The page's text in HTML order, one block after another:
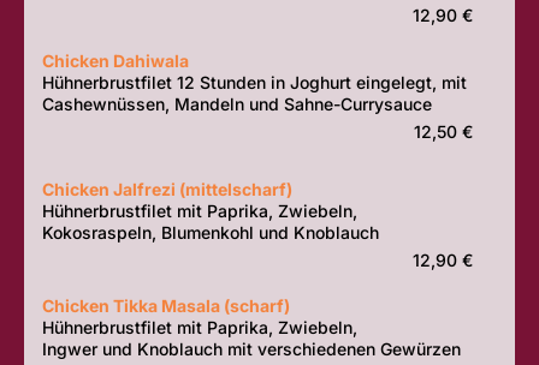
12,90 €
Chicken Dahiwala
Hühnerbrustfilet 12 Stunden in Joghurt eingelegt, mit
Cashewnüssen, Mandeln und Sahne-Currysauce
12,50 €
Chicken Jalfrezi (mittelscharf)
Hühnerbrustfilet mit Paprika, Zwiebeln,
Kokosraspeln, Blumenkohl und Knoblauch
12,90 €
Chicken Tikka Masala (scharf)
Hühnerbrustfilet mit Paprika, Zwiebeln,
Ingwer und Knoblauch mit verschiedenen Gewürzen